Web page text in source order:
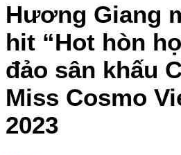
Hương Giang
hit “Hot hòn
đảo sân khấu
Miss Cosmo
2023